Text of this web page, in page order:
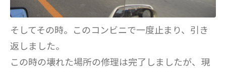
そしてその時。このコンビニで一度止まり、引き
返しました。
この時の壊れた場所の修理は完了しましたが、現